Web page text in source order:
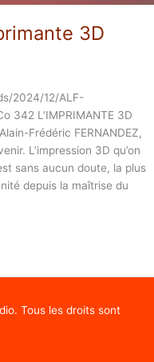
3D
2024/12/ALF-
342 L’IMPRIMANTE 3D
Frédéric FERNANDEZ,
L’impression 3D qu’on
sans aucun doute, la plus
depuis la maîtrise du
. Tous les droits sont